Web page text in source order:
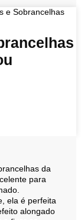
e Sobrancelhas
da
para
ela é perfeita
alongado